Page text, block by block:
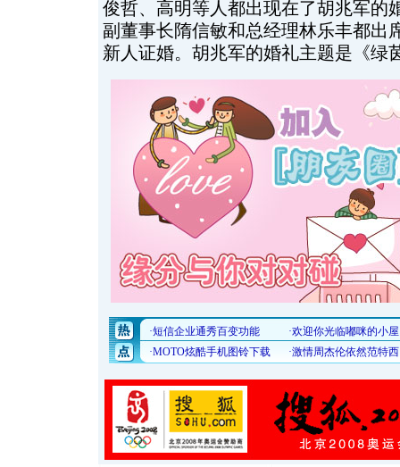
俊哲、高明等人都出现在了胡兆军的
副董事长隋信敏和总经理林乐丰都出
新人证婚。胡兆军的婚礼主题是《绿